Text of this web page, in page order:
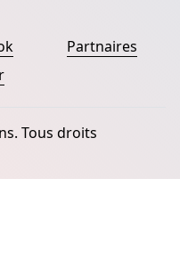
Partnaires
Tous droits